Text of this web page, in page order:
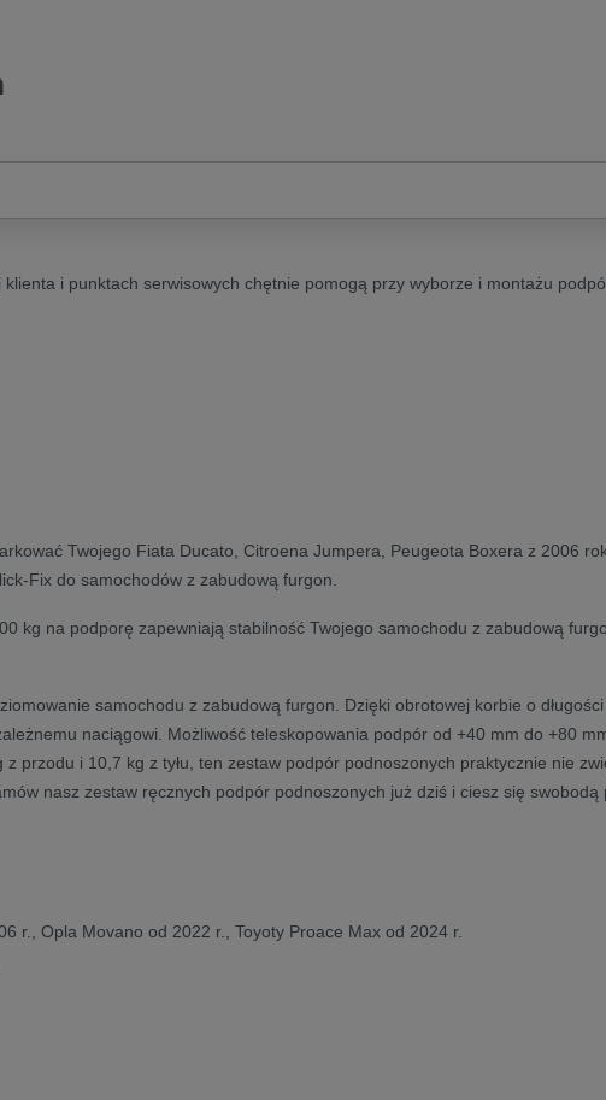
i punktach serwisowych chętnie pomogą przy wyborze i montażu
Twojego Fiata Ducato, Citroena Jumpera, Peugeota Boxera z 2006
Fix do samochodów z zabudową furgon.
kg na podporę zapewniają stabilność Twojego samochodu z zabudową
samochodu z zabudową furgon. Dzięki obrotowej korbie o
naciągowi. Możliwość teleskopowania podpór od +40 mm do +80
przodu i 10,7 kg z tyłu, ten zestaw podpór podnoszonych praktycznie nie
nasz zestaw ręcznych podpór podnoszonych już dziś i ciesz się swobodą
r., Opla Movano od 2022 r., Toyoty Proace Max od 2024 r.